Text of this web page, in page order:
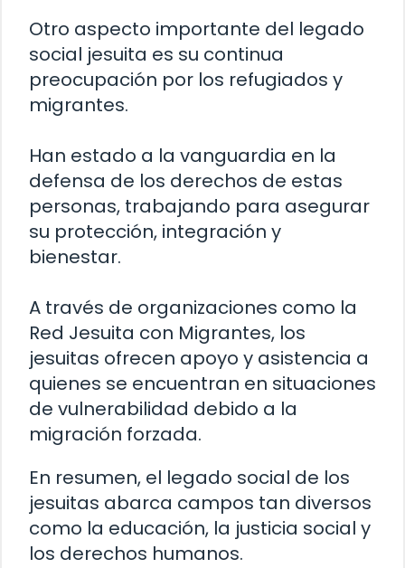
Otro aspecto importante del legado
social jesuita es su continua
preocupación por los refugiados y
migrantes.
Han estado a la vanguardia en la
defensa de los derechos de estas
personas, trabajando para asegurar
su protección, integración y
bienestar.
A través de organizaciones como la
Red Jesuita con Migrantes, los
jesuitas ofrecen apoyo y asistencia a
quienes se encuentran en situaciones
de vulnerabilidad debido a la
migración forzada.
En resumen, el legado social de los
jesuitas abarca campos tan diversos
como la educación, la justicia social y
los derechos humanos.